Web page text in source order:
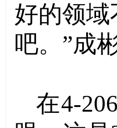
好的领
吧。”成
在4-